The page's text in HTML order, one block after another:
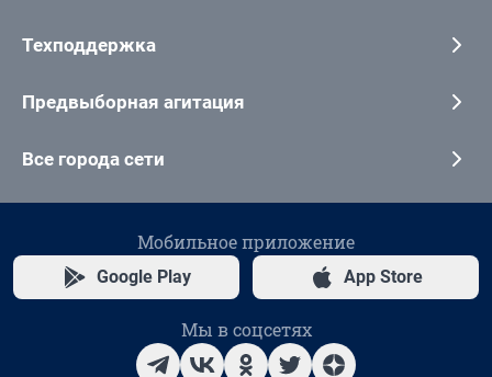
Техподдержка
Предвыборная агитация
Все города сети
Мобильное приложение
Google Play App Store
Мы в соцсетях